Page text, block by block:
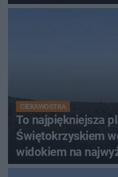
CIEKAWOSTKA
To najpiękniejsza
Świętokrzyskiem
widokiem na
Świętokrzyskich